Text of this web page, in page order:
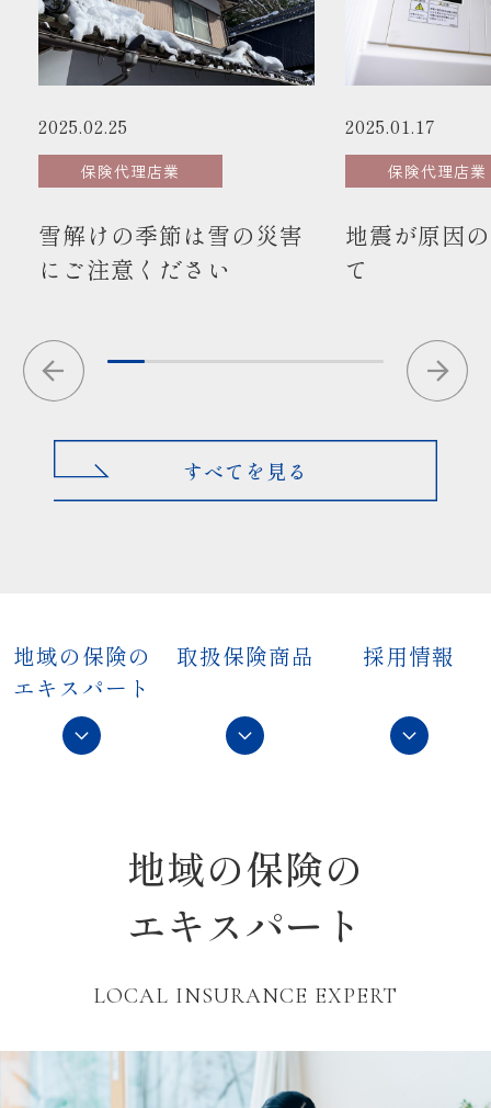
2025.02.25
保険代理店業
雪解けの季節は雪の災害
にご注意ください
2025.01.17
保険代理店業
地震が原因
て
すべてを見る
地域の保険の
エキスパート
取扱保険商品 採用情報
地域の保険の
エキスパート
LOCAL INSURANCE EXPERT